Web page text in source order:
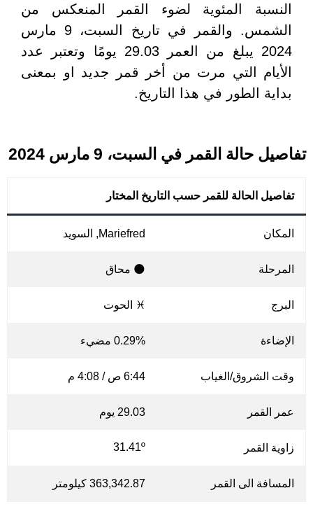
النسبة المئوية لضوء القمر المنعكس من
الشمس. والقمر في تاريخ السبت، 9 مارس
2024 يبلغ من العمر 29.03 يومًا وتعتبر عدد
الأيام التي مرت من أخر قمر جديد او بمعنى
بداية الطور في هذا التاريخ.
تفاصيل حالة القمر في السبت، 9 مارس 2024
تفاصيل الحالة للقمر حسب التاريخ المختار
المكان Mariefred, السويد
المرحلة 🌑 محاق
البرج ♓ الحوت
الإضاءة 0.29% مضيء
وقت الشروق/الغياب 6:44 ص / 4:08 م
عمر القمر 29.03 يوم
زاوية القمر 31.41º
المسافة الى القمر 363,342.87 كيلومتر